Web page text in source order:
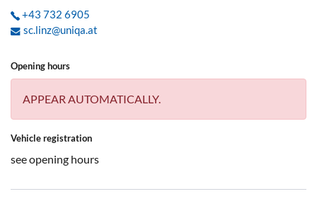
+43 732 6905
sc.linz@uniqa.at
Opening hours
APPEAR AUTOMATICALLY.
Vehicle registration
see opening hours